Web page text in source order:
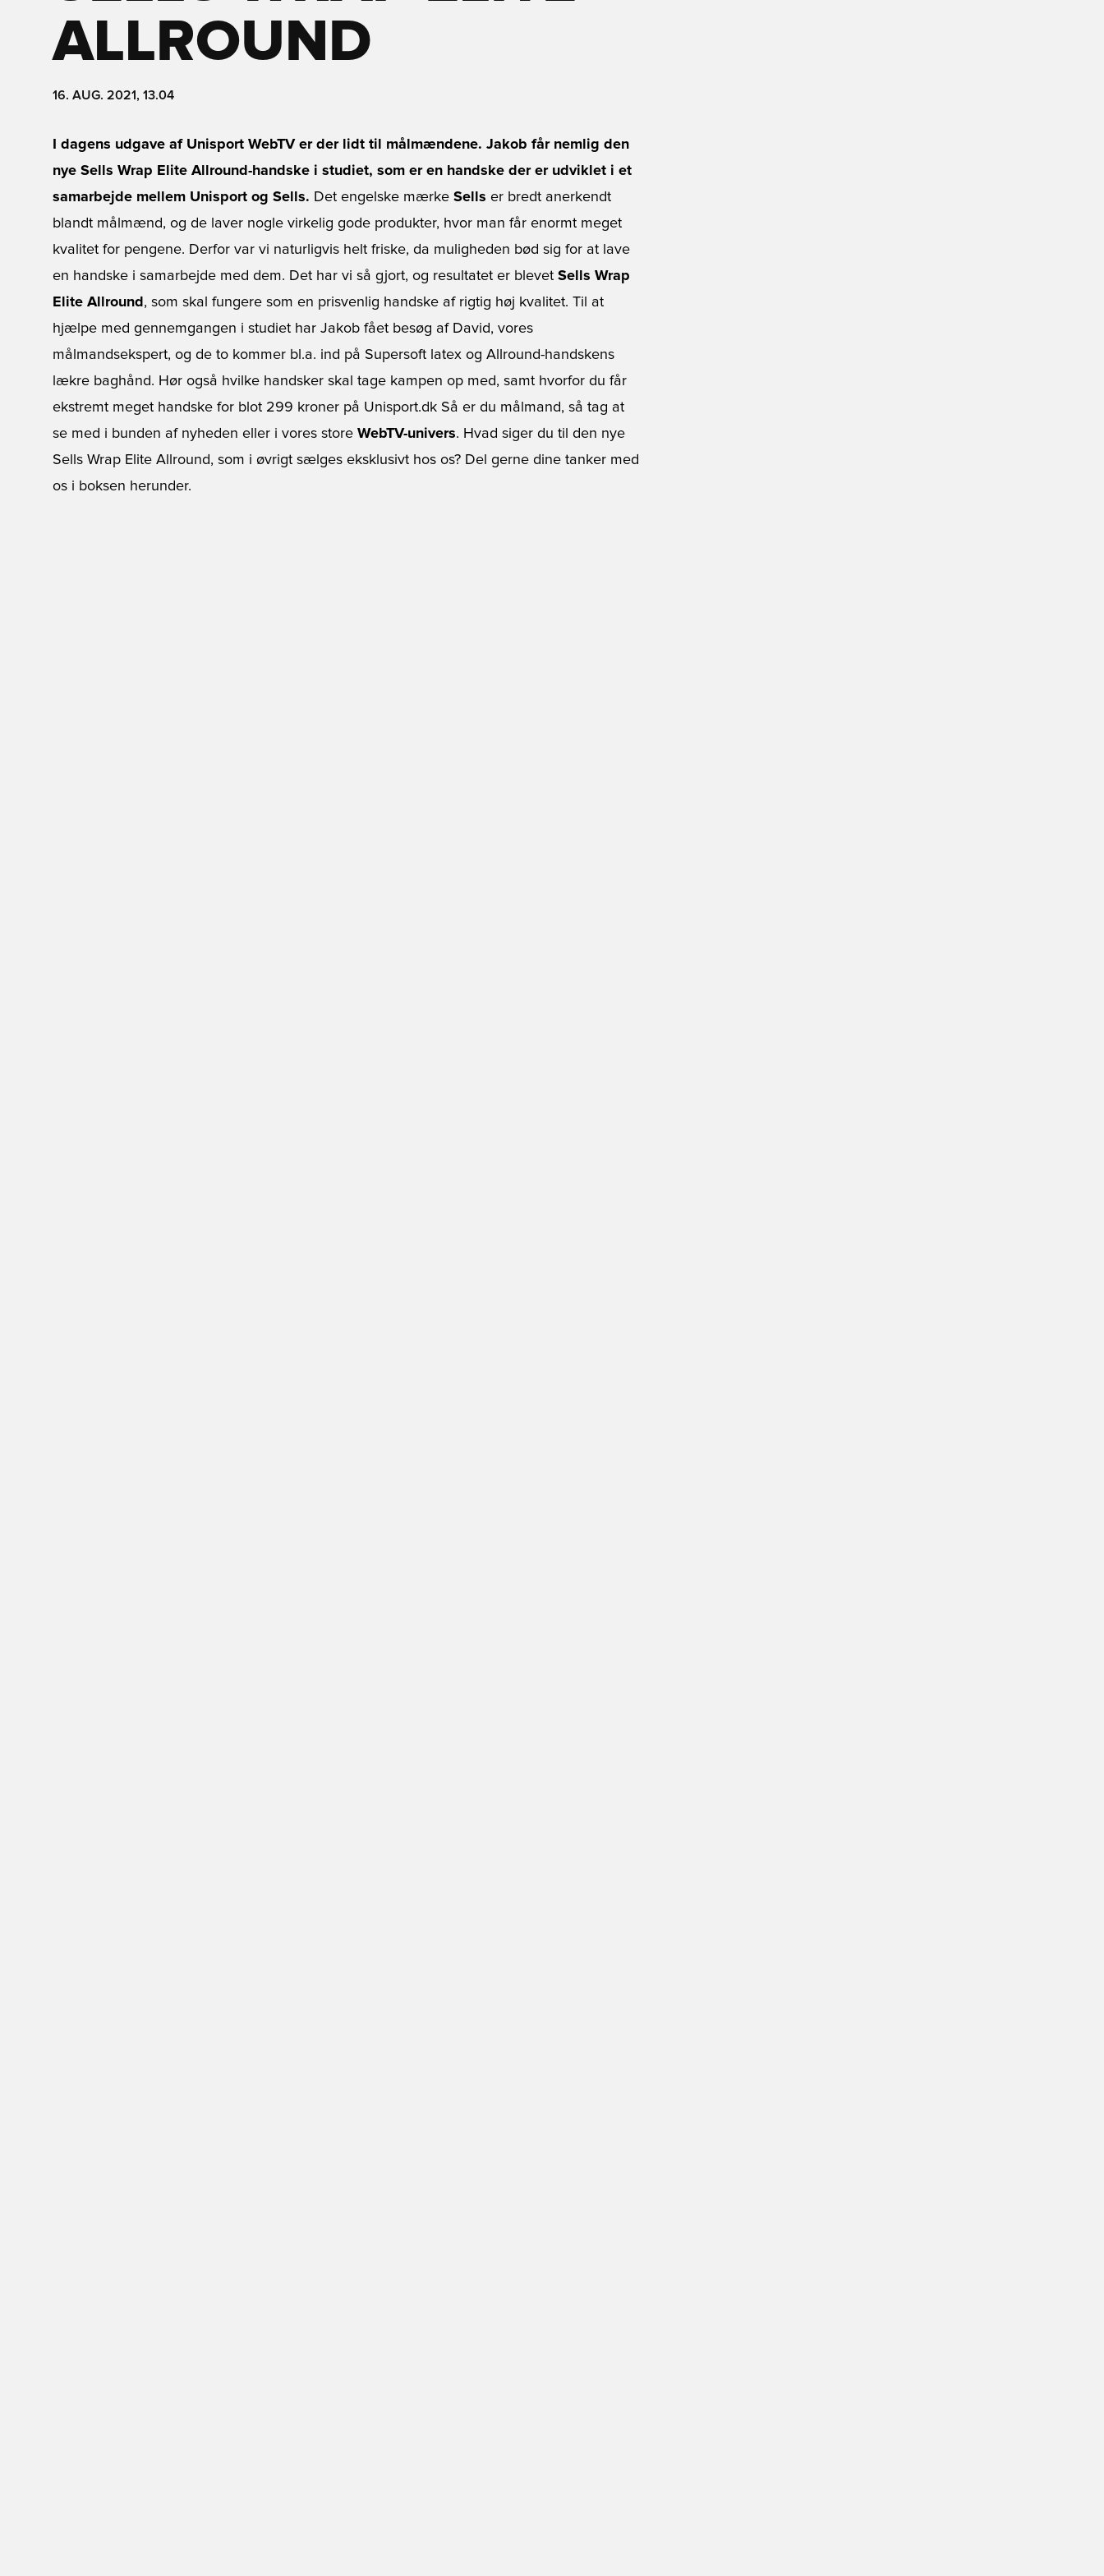
ALLROUND
16. AUG. 2021, 13.04
I dagens udgave af Unisport WebTV er der lidt til målmændene. Jakob får nemlig den
nye Sells Wrap Elite Allround-handske i studiet, som er en handske der er udviklet i et
samarbejde mellem Unisport og Sells. Det engelske mærke Sells er bredt anerkendt
blandt målmænd, og de laver nogle virkelig gode produkter, hvor man får enormt meget
kvalitet for pengene. Derfor var vi naturligvis helt friske, da muligheden bød sig for at lave
en handske i samarbejde med dem. Det har vi så gjort, og resultatet er blevet Sells Wrap
Elite Allround , som skal fungere som en prisvenlig handske af rigtig høj kvalitet. Til at
hjælpe med gennemgangen i studiet har Jakob fået besøg af David, vores
målmandsekspert, og de to kommer bl.a. ind på Supersoft latex og Allround-handskens
lækre baghånd. Hør også hvilke handsker skal tage kampen op med, samt hvorfor du får
ekstremt meget handske for blot 299 kroner på Unisport.dk Så er du målmand, så tag at
se med i bunden af nyheden eller i vores store WebTV-univers. Hvad siger du til den nye
Sells Wrap Elite Allround, som i øvrigt sælges eksklusivt hos os? Del gerne dine tanker med
os i boksen herunder.